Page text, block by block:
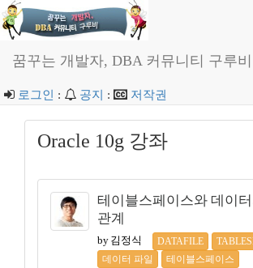
꿈꾸는 개발자, DBA 커뮤니티 구루비
로그인 : 공지 : 저작권
Oracle 10g 강좌
테이블스페이스와 데이
관계
by 김정식 DATAFILE
데이터 파일
테이블스페이스